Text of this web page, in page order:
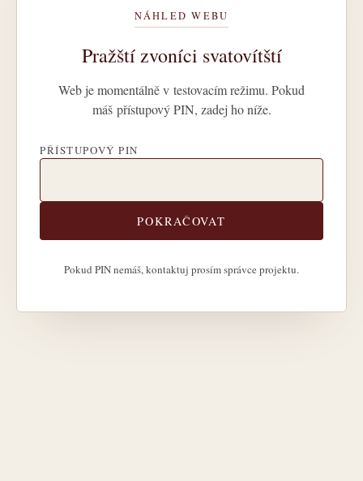
NÁHLED WEBU
Pražští zvoníci svatovítští
Web je momentálně v testovacím režimu. Pokud
máš přístupový PIN, zadej ho níže.
PŘÍSTUPOVÝ PIN
POKRAČOVAT
Pokud PIN nemáš, kontaktuj prosím správce projektu.